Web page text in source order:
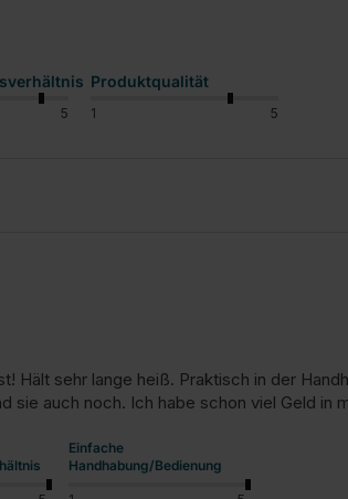
5
Produktqualität
1 5
Hält sehr lange heiß. Praktisch in der
sie auch noch. Ich habe schon viel Geld
Einfache
Handhabung/Bedienung